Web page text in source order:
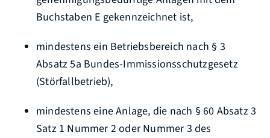
Buchstaben E gekennzeichnet ist,
mindestens ein Betriebsbereich nach § 3
Absatz 5a Bundes-Immissionsschutzgesetz
(Störfallbetrieb),
mindestens eine Anlage, die nach § 60 Absatz 3
Satz 1 Nummer 2 oder Nummer 3 des